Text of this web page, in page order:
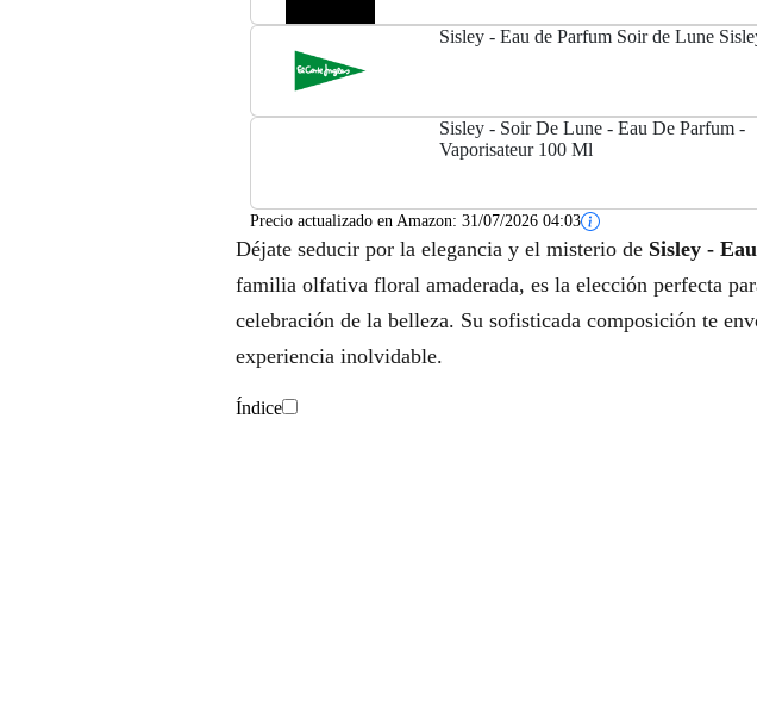
Sisley - Eau de Parfum Soir de Lune
Sisley - Soir De Lune - Eau De Parfum -
Vaporisateur 100 Ml
Precio actualizado en Amazon: 31/07/2026 04:03
Déjate seducir por la elegancia y el misterio de Sisley -
familia olfativa floral amaderada, es la elección perfecta
celebración de la belleza. Su sofisticada composición te
experiencia inolvidable.
Índice